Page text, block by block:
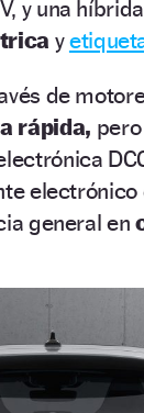
y una
y
de
rápida,
general en